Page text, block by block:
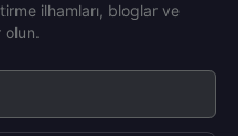
ilhamları, bloglar ve
olun.